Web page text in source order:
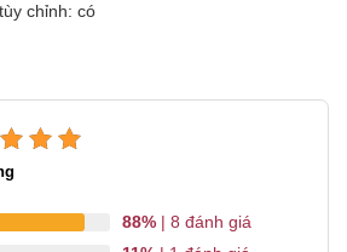
chỉnh: có
5 dựa trên
88% | 8 đánh giá